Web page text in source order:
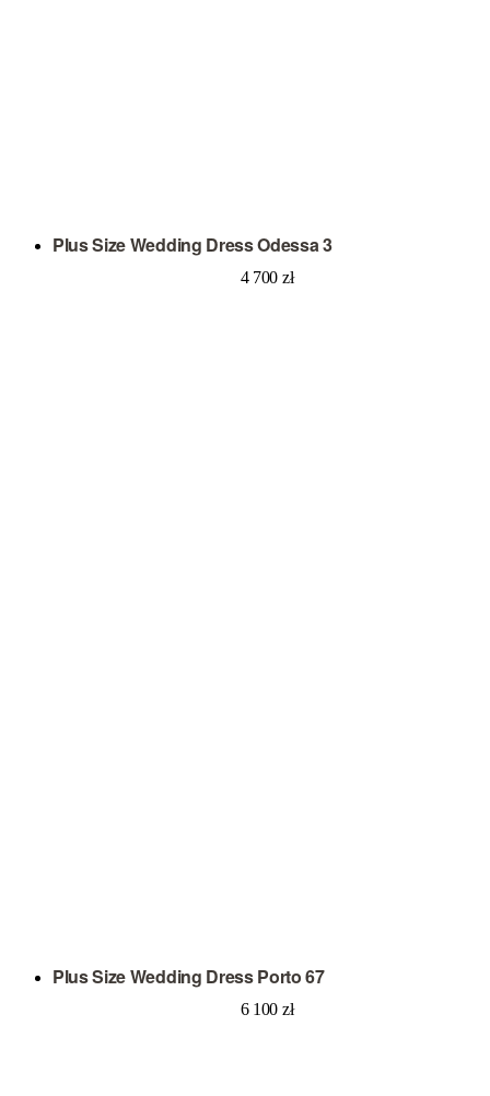
Plus Size Wedding Dress Odessa 3
4 700 zł
Plus Size Wedding Dress Porto 67
6 100 zł